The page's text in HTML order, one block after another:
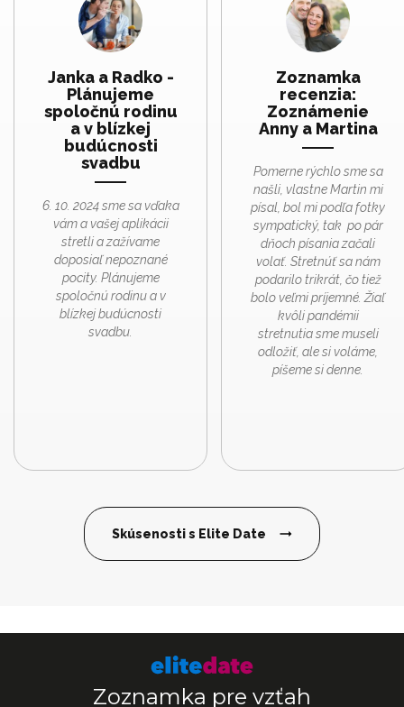
Janka a Radko -
Plánujeme
spoločnú rodinu
a v blízkej
budúcnosti
svadbu
6. 10. 2024 sme sa vďaka
vám a vašej aplikácii
stretli a zažívame
doposiaľ nepoznané
pocity. Plánujeme
spoločnú rodinu a v
blízkej budúcnosti
svadbu.
Zoznamka
recenzia:
Zoznámenie
Anny a Martina
Pomerne rýchlo sme sa
našli, vlastne Martin mi
písal, bol mi podľa fotky
sympatický, tak po pár
dňoch písania začali
volať. Stretnúť sa nám
podarilo trikrát, čo tiež
bolo veľmi príjemné. Žiaľ
kvôli pandémii
stretnutia sme museli
odložiť, ale si voláme,
píšeme si denne.
Skúsenosti s Elite Date
Zoznamka pre vzťah